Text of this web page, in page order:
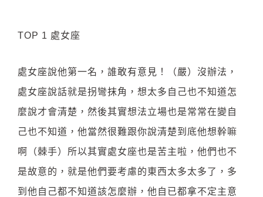
TOP 1 處女座
處女座說他第一名，誰敢有意見！（嚴）沒辦法，
處女座說話就是拐彎抹角，想太多自己也不知道怎
麼說才會清楚，然後其實想法立場也是常常在變自
己也不知道，他當然很難跟你說清楚到底他想幹嘛
啊（棘手）所以其實處女座也是苦主啦，他們也不
是故意的，就是他們要考慮的東西太多太多了，多
到他自己都不知道該怎麼辦，他自已都拿不定主意